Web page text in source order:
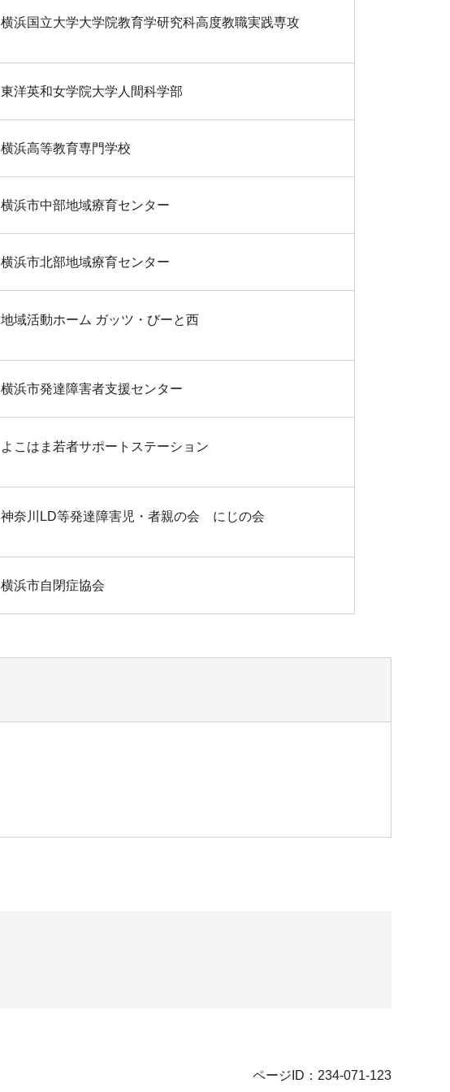
横浜国立大学大学院教育学研究科高度教職実践専攻
東洋英和女学院大学人間科学部
横浜高等教育専門学校
横浜市中部地域療育センター
横浜市北部地域療育センター
地域活動ホーム ガッツ・びーと西
横浜市発達障害者支援センター
よこはま若者サポートステーション
神奈川LD等発達障害児・者親の会 にじの会
横浜市自閉症協会
ページID：234-071-123